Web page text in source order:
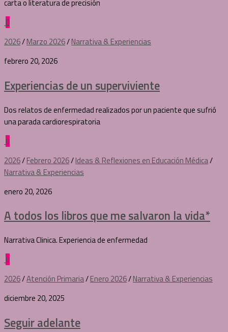
carta o literatura de precisión
0
2026/Marzo 2026/Narrativa & Experiencias
febrero 20, 2026
Experiencias de un superviviente
Dos relatos de enfermedad realizados por un paciente que sufrió
una parada cardiorespiratoria
0
2026/Febrero 2026/Ideas & Reflexiones en Educación Médica/
Narrativa & Experiencias
enero 20, 2026
A todos los libros que me salvaron la vida*
Narrativa Clinica. Experiencia de enfermedad
0
2026/Atención Primaria/Enero 2026/Narrativa & Experiencias
diciembre 20, 2025
Seguir adelante